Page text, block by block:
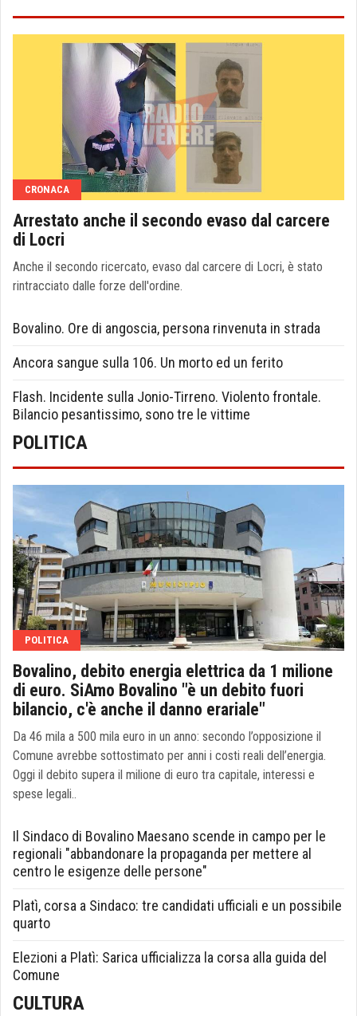
CRONACA
Arrestato anche il secondo evaso dal carcere
di Locri
Anche il secondo ricercato, evaso dal carcere di Locri, è stato
rintracciato dalle forze dell'ordine.
Bovalino. Ore di angoscia, persona rinvenuta in strada
Ancora sangue sulla 106. Un morto ed un ferito
Flash. Incidente sulla Jonio-Tirreno. Violento frontale.
Bilancio pesantissimo, sono tre le vittime
POLITICA
POLITICA
Bovalino, debito energia elettrica da 1 milione
di euro. SiAmo Bovalino "è un debito fuori
bilancio, c'è anche il danno erariale"
Da 46 mila a 500 mila euro in un anno: secondo l’opposizione il
Comune avrebbe sottostimato per anni i costi reali dell’energia.
Oggi il debito supera il milione di euro tra capitale, interessi e
spese legali..
Il Sindaco di Bovalino Maesano scende in campo per le
regionali "abbandonare la propaganda per mettere al
centro le esigenze delle persone"
Platì, corsa a Sindaco: tre candidati ufficiali e un possibile
quarto
Elezioni a Platì: Sarica ufficializza la corsa alla guida del
Comune
CULTURA